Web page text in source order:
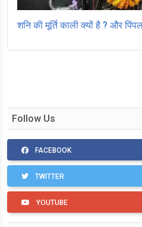
शनि की मूर्ति काली क्यों है ? और
Follow Us
FACEBOOK
TWITTER
YOUTUBE